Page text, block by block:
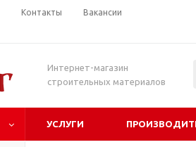
Контакты Вакансии
Интернет-магазин
строительных материалов
УСЛУГИ